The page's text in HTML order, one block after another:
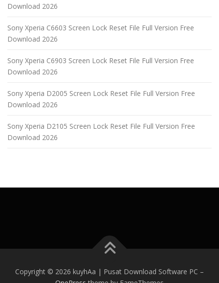
Download 2026
Sony Xperia C6603 Screen Lock Reset File Full Version Free
Download 2026
Sony Xperia C6903 Screen Lock Reset File Full Version Free
Download 2026
Sony Xperia D2005 Screen Lock Reset File Full Version Free
Download 2026
Sony Xperia D2105 Screen Lock Reset File Full Version Free
Download 2026
Copyright © 2026 kuyhAa | Pusat Download Software PC –